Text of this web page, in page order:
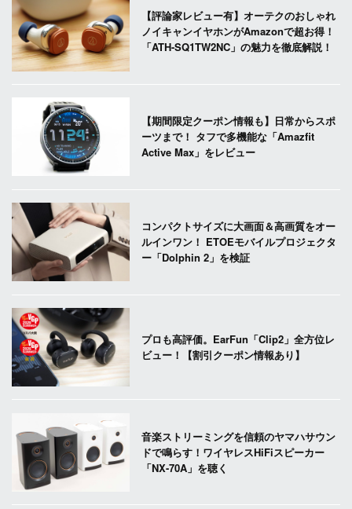
【評論家レビュー有】オーテクのおしゃれ
ノイキャンイヤホンがAmazonで超お得！
「ATH-SQ1TW2NC」の魅力を徹底解説！
【期間限定クーポン情報も】日常からスポ
ーツまで！ タフで多機能な「Amazfit
Active Max」をレビュー
コンパクトサイズに大画面＆高画質をオー
ルインワン！ ETOEモバイルプロジェクタ
ー「Dolphin 2」を検証
プロも高評価。EarFun「Clip2」全方位レ
ビュー！【割引クーポン情報あり】
音楽ストリーミングを信頼のヤマハサウン
ドで鳴らす！ワイヤレスHiFiスピーカー
「NX-70A」を聴く